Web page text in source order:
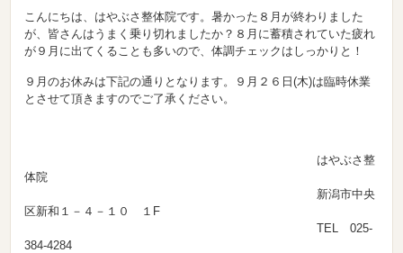
こんにちは、はやぶさ整体院です。暑かった８月が終わりました
が、皆さんはうまく乗り切れましたか？８月に蓄積されていた疲れ
が９月に出てくることも多いので、体調チェックはしっかりと！
９月のお休みは下記の通りとなります。９月２６日(木)は臨時休業
とさせて頂きますのでご了承ください。
はやぶさ整
体院
新潟市中央
区新和１－４－１０ １F
TEL 025-
384-4284